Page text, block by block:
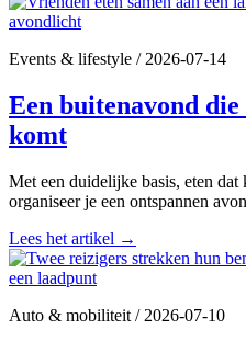
Events & lifestyle /2026-07-14
Een buitenavond
komt
Met een duidelijke basis, eten
organiseer je een ontspannen
Lees het artikel →
Auto & mobiliteit /2026-07-10